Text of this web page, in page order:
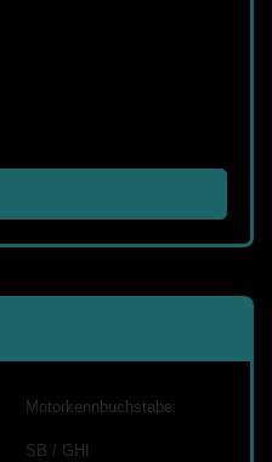
Motorkennbuchstabe:
SB / GHI